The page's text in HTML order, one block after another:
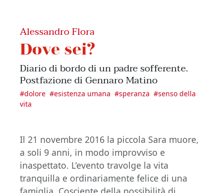
Alessandro Flora
Dove sei?
Diario di bordo di un padre sofferente.
Postfazione di Gennaro Matino
#dolore #esistenza umana #speranza #senso della
vita
Il 21 novembre 2016 la piccola Sara muore,
a soli 9 anni, in modo improvviso e
inaspettato. L’evento travolge la vita
tranquilla e ordinariamente felice di una